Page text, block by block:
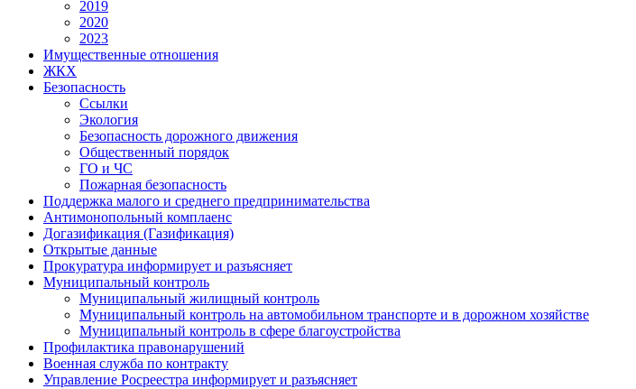
2019
2020
2023
Имущественные отношения
ЖКХ
Безопасность
Ссылки
Экология
Безопасность дорожного движения
Общественный порядок
ГО и ЧС
Пожарная безопасность
Поддержка малого и среднего предпринимательства
Антимонопольный комплаенс
Догазификация (Газификация)
Открытые данные
Прокуратура информирует и разъясняет
Муниципальный контроль
Муниципальный жилищный контроль
Муниципальный контроль на автомобильном транспорте и в дорожном хозяйстве
Муниципальный контроль в сфере благоустройства
Профилактика правонарушений
Военная служба по контракту
Управление Росреестра информирует и разъясняет